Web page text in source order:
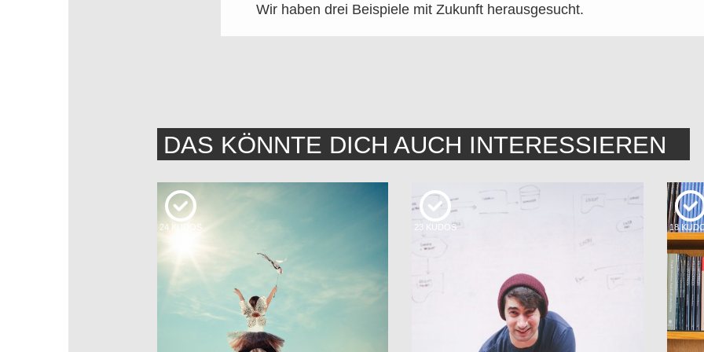
Wir haben drei Beispiele mit Zukunft herausgesucht.
DAS KÖNNTE DICH AUCH INTERESSIEREN
24 KUDOS 23 KUDOS 18